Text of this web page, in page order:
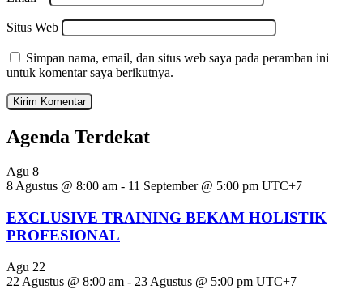
Situs Web
Simpan nama, email, dan situs web saya pada peramban ini
untuk komentar saya berikutnya.
Agenda Terdekat
Agu 8
8 Agustus @ 8:00 am - 11 September @ 5:00 pm UTC+7
EXCLUSIVE TRAINING BEKAM HOLISTIK
PROFESIONAL
Agu 22
22 Agustus @ 8:00 am - 23 Agustus @ 5:00 pm UTC+7